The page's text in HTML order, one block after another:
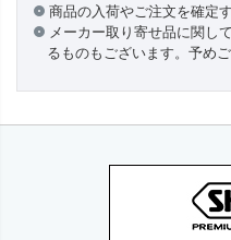
商品の入荷やご注文を確定
メーカー取り寄せ品に関し
るものもございます。予めご